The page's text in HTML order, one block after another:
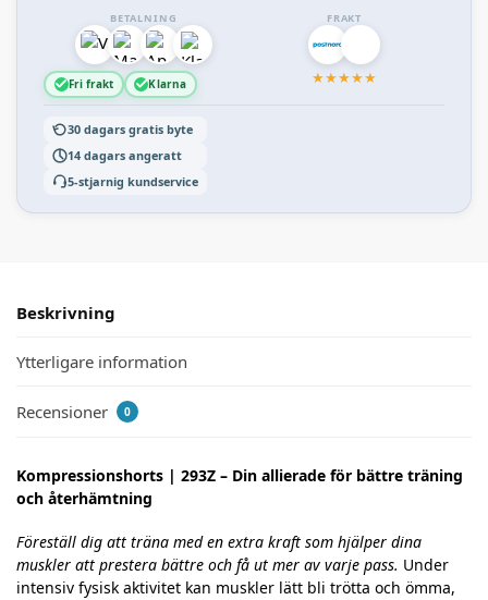
BETALNING
Fri frakt Klarna
FRAKT
★★★★★
30 dagars gratis byte
14 dagars angeratt
5-stjarnig kundservice
Beskrivning
Ytterligare information
Recensioner 0
Kompressionshorts | 293Z – Din allierade för bättre träning
och återhämtning
Föreställ dig att träna med en extra kraft som hjälper dina
muskler att prestera bättre och få ut mer av varje pass. Under
intensiv fysisk aktivitet kan muskler lätt bli trötta och ömma,